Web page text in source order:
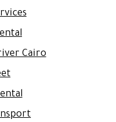
Cairo